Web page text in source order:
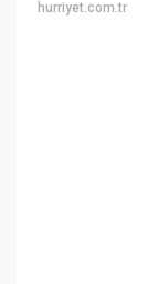
hurriyet.com.tr